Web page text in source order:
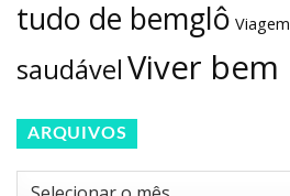
tudo de bemglô Viagem
saudávelViver bem
ARQUIVOS
Arquivos